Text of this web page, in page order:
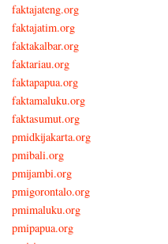
faktajateng.org
faktajatim.org
faktakalbar.org
faktariau.org
faktapapua.org
faktamaluku.org
faktasumut.org
pmidkijakarta.org
pmibali.org
pmijambi.org
pmigorontalo.org
pmimaluku.org
pmipapua.org